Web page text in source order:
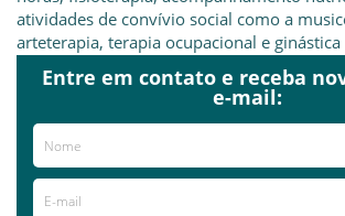
atividades de convívio social como a
arteterapia, terapia ocupacional e
Com quartos individuais e coletivos, a
e o bem-estar dos hóspedes, que podem
fixa ou temporária, bem como o centro-dia,
desenvolve atividades em um turno e
convívio dos familiares no outro período.
Entre em contato e receba
e-mail: